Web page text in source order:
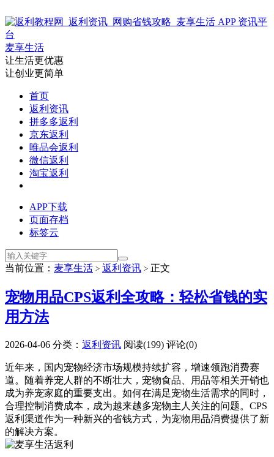
麦享生活
让生活更优惠
让创业更简单
首页
返利资讯
拼多多返利
京东返利
唯品会返利
微信返利
淘宝返利
APP下载
页面存档
标签云
当前位置： 麦享生活 > 返利资讯 > 正文
宠物用品CPS返利全攻略：轻松省钱的实
用方法
2026-04-06 分类： 返利资讯 阅读(199) 评论(0)
近年来，国内宠物经济市场规模持续扩容，增速领跑消费赛
道。随着养宠人群的不断壮大，宠物食品、用品等相关开销也
成为养宠家庭的重要支出。如何在满足宠物生活需求的同时，
合理控制消费成本，成为越来越多宠物主人关注的问题。CPS
返利渠道作为一种新兴的省钱方式，为宠物用品消费提供了新
的解决方案。